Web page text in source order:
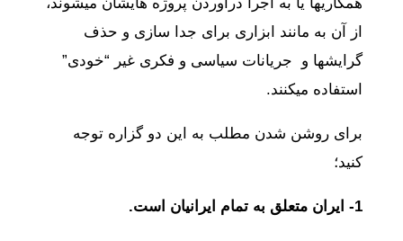
از آن به مانند ابزاری برای جدا سازی و حذف
گرایشها و جریانات سیاسی و فکری غیر “خودی”
استفاده میکنند.
برای روشن شدن مطلب به این دو گزاره توجه
کنید؛
1- ایران متعلق به تمام ایرانیان است.